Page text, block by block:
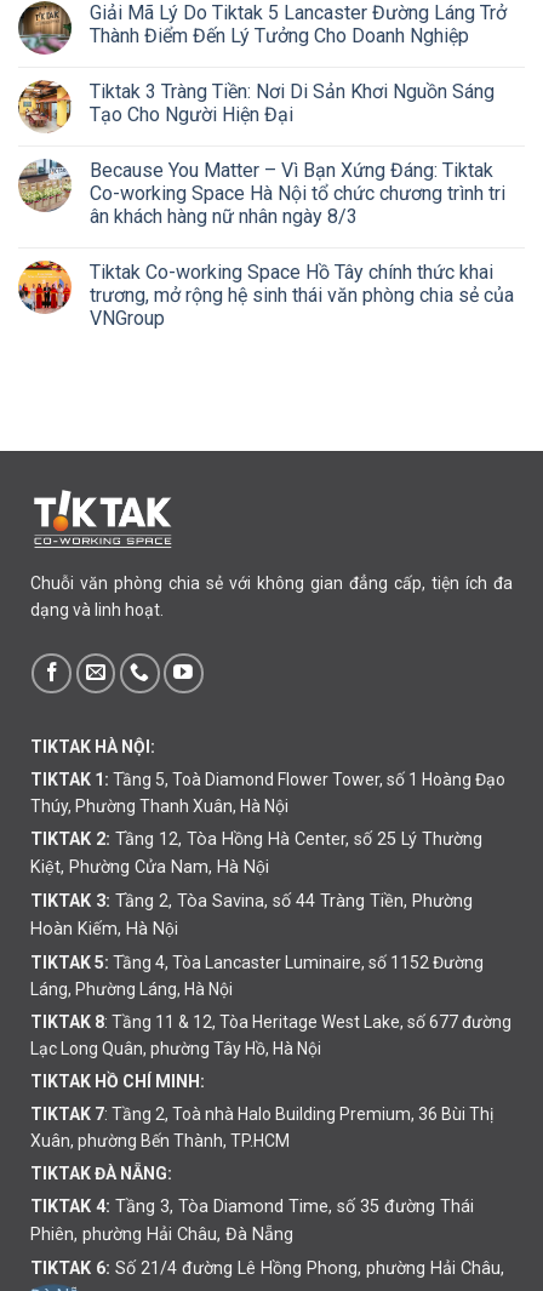
Giải Mã Lý Do Tiktak 5 Lancaster Đường Láng Trở
Thành Điểm Đến Lý Tưởng Cho Doanh Nghiệp
Tiktak 3 Tràng Tiền: Nơi Di Sản Khơi Nguồn Sáng
Tạo Cho Người Hiện Đại
Because You Matter – Vì Bạn Xứng Đáng: Tiktak
Co-working Space Hà Nội tổ chức chương trình tri
ân khách hàng nữ nhân ngày 8/3
Tiktak Co-working Space Hồ Tây chính thức khai
trương, mở rộng hệ sinh thái văn phòng chia sẻ của
VNGroup
Chuỗi văn phòng chia sẻ với không gian đẳng cấp, tiện ích đa
dạng và linh hoạt.
TIKTAK HÀ NỘI:
TIKTAK 1: Tầng 5, Toà Diamond Flower Tower, số 1 Hoàng Đạo
Thúy, Phường Thanh Xuân, Hà Nội
TIKTAK 2: Tầng 12, Tòa Hồng Hà Center, số 25 Lý Thường
Kiệt, Phường Cửa Nam, Hà Nội
TIKTAK 3: Tầng 2, Tòa Savina, số 44 Tràng Tiền, Phường
Hoàn Kiếm, Hà Nội
TIKTAK 5: Tầng 4, Tòa Lancaster Luminaire, số 1152 Đường
Láng, Phường Láng, Hà Nội
TIKTAK 8: Tầng 11 & 12, Tòa Heritage West Lake, số 677 đường
Lạc Long Quân, phường Tây Hồ, Hà Nội
TIKTAK HỒ CHÍ MINH:
TIKTAK 7: Tầng 2, Toà nhà Halo Building Premium, 36 Bùi Thị
Xuân, phường Bến Thành, TP.HCM
TIKTAK ĐÀ NẴNG:
TIKTAK 4: Tầng 3, Tòa Diamond Time, số 35 đường Thái
Phiên, phường Hải Châu, Đà Nẵng
TIKTAK 6: Số 21/4 đường Lê Hồng Phong, phường Hải Châu,